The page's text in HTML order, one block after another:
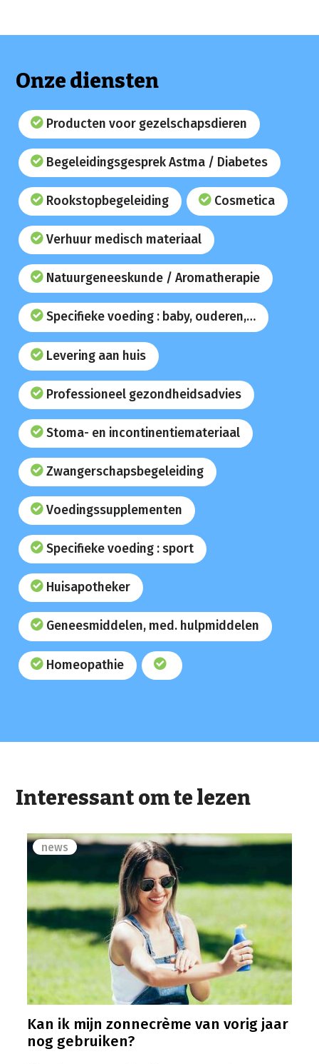
Onze diensten
Producten voor gezelschapsdieren
Begeleidingsgesprek Astma / Diabetes
Rookstopbegeleiding Cosmetica
Verhuur medisch materiaal
Natuurgeneeskunde / Aromatherapie
Specifieke voeding : baby, ouderen,…
Levering aan huis
Professioneel gezondheidsadvies
Stoma- en incontinentiemateriaal
Zwangerschapsbegeleiding
Voedingssupplementen
Specifieke voeding : sport
Huisapotheker
Geneesmiddelen, med. hulpmiddelen
Homeopathie
Interessant om te lezen
news
Kan ik mijn zonnecrème van vorig jaar
nog gebruiken?